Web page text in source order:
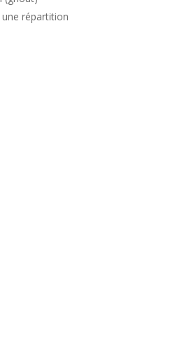
répartition